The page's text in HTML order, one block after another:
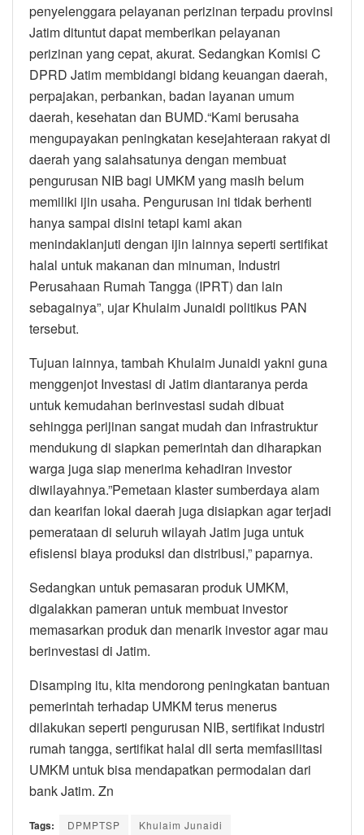
penyelenggara pelayanan perizinan terpadu provinsi
Jatim dituntut dapat memberikan pelayanan
perizinan yang cepat, akurat. Sedangkan Komisi C
DPRD Jatim membidangi bidang keuangan daerah,
perpajakan, perbankan, badan layanan umum
daerah, kesehatan dan BUMD.“Kami berusaha
mengupayakan peningkatan kesejahteraan rakyat di
daerah yang salahsatunya dengan membuat
pengurusan NIB bagi UMKM yang masih belum
memiliki ijin usaha. Pengurusan ini tidak berhenti
hanya sampai disini tetapi kami akan
menindaklanjuti dengan ijin lainnya seperti sertifikat
halal untuk makanan dan minuman, Industri
Perusahaan Rumah Tangga (IPRT) dan lain
sebagainya”, ujar Khulaim Junaidi politikus PAN
tersebut.
Tujuan lainnya, tambah Khulaim Junaidi yakni guna
menggenjot Investasi di Jatim diantaranya perda
untuk kemudahan berinvestasi sudah dibuat
sehingga perijinan sangat mudah dan infrastruktur
mendukung di siapkan pemerintah dan diharapkan
warga juga siap menerima kehadiran investor
diwilayahnya.”Pemetaan klaster sumberdaya alam
dan kearifan lokal daerah juga disiapkan agar terjadi
pemerataan di seluruh wilayah Jatim juga untuk
efisiensi biaya produksi dan distribusi,” paparnya.
Sedangkan untuk pemasaran produk UMKM,
digalakkan pameran untuk membuat investor
memasarkan produk dan menarik investor agar mau
berinvestasi di Jatim.
Disamping itu, kita mendorong peningkatan bantuan
pemerintah terhadap UMKM terus menerus
dilakukan seperti pengurusan NIB, sertifikat industri
rumah tangga, sertifikat halal dll serta memfasilitasi
UMKM untuk bisa mendapatkan permodalan dari
bank Jatim. Zn
Tags: DPMPTSP Khulaim Junaidi